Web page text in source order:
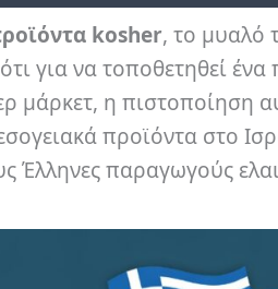
kosher, το μυαλό
για να τοποθετηθεί
μάρκετ, η πιστοποίηση
προϊόντα στο
Έλληνες παραγωγούς